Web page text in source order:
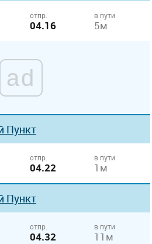
отпр.
04.16
в пути
5м
ad
Пункт
отпр.
04.22
в пути
1м
Пункт
отпр.
04.32
в пути
11м